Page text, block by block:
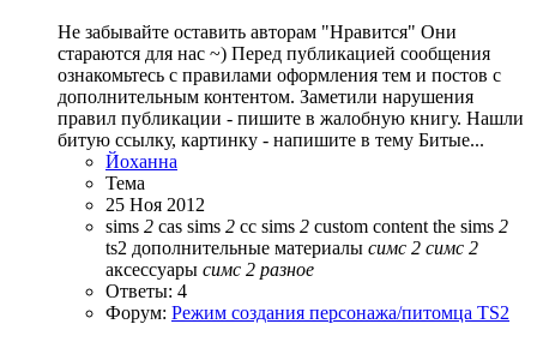
Не забывайте оставить авторам "Нравится" Они
стараются для нас ~) Перед публикацией сообщения
ознакомьтесь с правилами оформления тем и постов с
дополнительным контентом. Заметили нарушения
правил публикации - пишите в жалобную книгу. Нашли
битую ссылку, картинку - напишите в тему Битые...
Йоханна
Тема
25 Ноя 2012
sims 2 cas sims 2 cc sims 2 custom content the sims 2
ts2 дополнительные материалы симс 2 симс 2
аксессуары симс 2 разное
Ответы: 4
Форум: Режим создания персонажа/питомца TS2